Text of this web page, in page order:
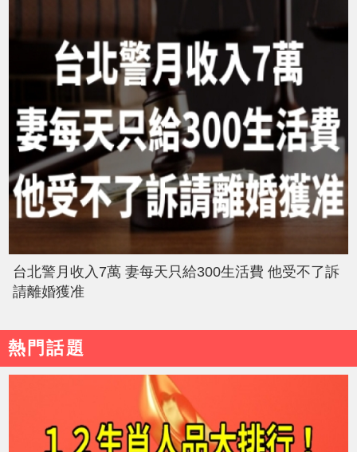
台北警月收入7萬 妻每天只給300生活費 他受不了訴
請離婚獲准
熱門話題